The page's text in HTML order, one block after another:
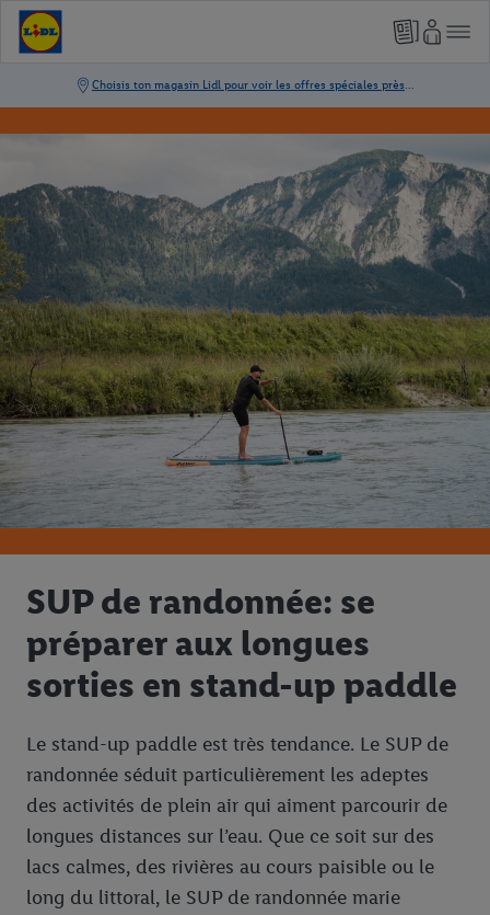
SUP de randonnée: se
préparer aux longues
sorties en stand-up paddle
Le stand-up paddle est très tendance. Le SUP de
randonnée séduit particulièrement les adeptes
des activités de plein air qui aiment parcourir de
longues distances sur l’eau. Que ce soit sur des
lacs calmes, des rivières au cours paisible ou le
long du littoral, le SUP de randonnée marie